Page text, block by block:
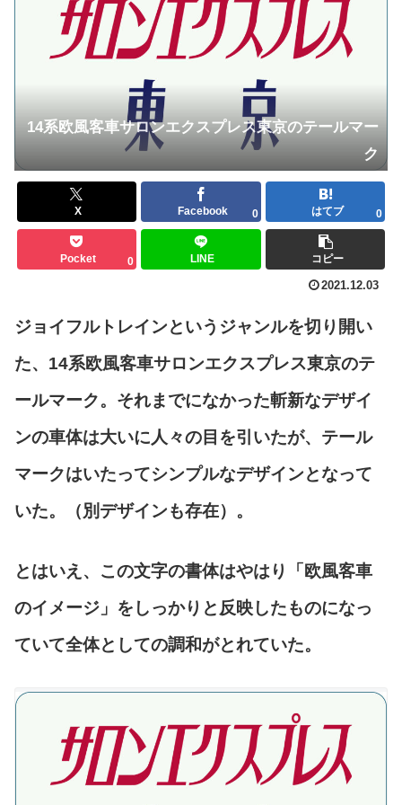
14系欧風客車サロンエクスプレス東京のテールマー
ク
X Facebook 0 はてブ 0
Pocket 0 LINE コピー
2021.12.03
ジョイフルトレインというジャンルを切り開い
た、14系欧風客車サロンエクスプレス東京のテ
ールマーク。それまでになかった斬新なデザイ
ンの車体は大いに人々の目を引いたが、テール
マークはいたってシンプルなデザインとなって
いた。（別デザインも存在）。
とはいえ、この文字の書体はやはり「欧風客車
のイメージ」をしっかりと反映したものになっ
ていて全体としての調和がとれていた。